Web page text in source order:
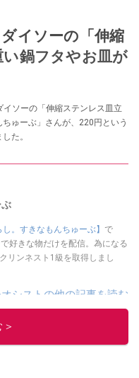
イソーの「伸縮
鍋フタやお皿が
イソーの「伸縮ステンレス皿立
ゅーぶ」さんが、220円という
た。
し。すきなもんちゅーぶ】 で
好きな物だけを配信。為になる
リンネスト1級を取得しまし
シストの他の記事を読む